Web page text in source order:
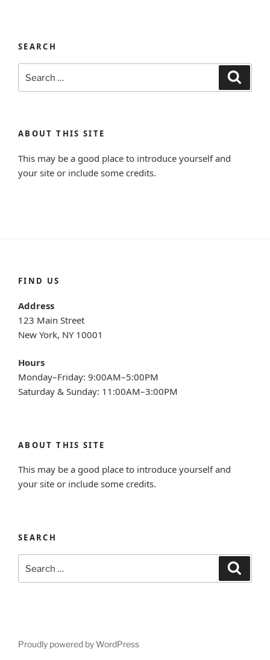
SEARCH
for:
ABOUT THIS SITE
This may be a good place to introduce yourself and
your site or include some credits.
FIND US
Address
123 Main Street
New York, NY 10001
Hours
Monday–Friday: 9:00AM–5:00PM
Saturday & Sunday: 11:00AM–3:00PM
ABOUT THIS SITE
This may be a good place to introduce yourself and
your site or include some credits.
SEARCH
for:
Proudly powered by WordPress